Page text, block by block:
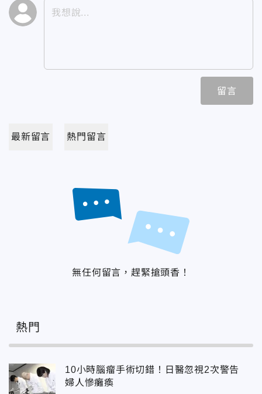
留言
最新留言 熱門留言
無任何留言，趕緊搶頭香！
熱門
10小時腦瘤手術切錯！日醫忽視2次警告
婦人慘癱瘓